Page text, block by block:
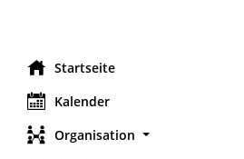
Startseite
Kalender
Organisation